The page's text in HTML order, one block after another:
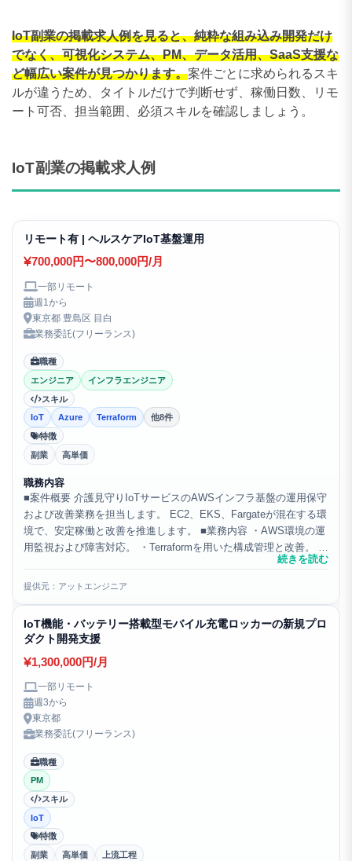
IoT副業の掲載求人例を見ると、純粋な組み込み開発だけ
でなく、可視化システム、PM、データ活用、SaaS支援な
ど幅広い案件が見つかります。案件ごとに求められるスキ
ルが違うため、タイトルだけで判断せず、稼働日数、リモ
ート可否、担当範囲、必須スキルを確認しましょう。
IoT副業の掲載求人例
リモート有 | ヘルスケアIoT基盤運用
700,000円〜800,000円/月
一部リモート
週1から
東京都 豊島区 目白
業務委託(フリーランス)
職種
エンジニア
インフラエンジニア
スキル
IoT
Azure Terraform
他8件
特徴
副業
高単価
職務内容
■案件概要 介護見守りIoTサービスのAWSインフラ基盤の運用保守
および改善業務を担当します。 EC2、EKS、Fargateが混在する環
境で、安定稼働と改善を推進します。 ■業務内容 ・AWS環境の運
用監視および障害対応。 ・Terraformを用いた構成管理と改善。 ・
続きを読む
提供元：アットエンジニア
IoT機能・バッテリー搭載型モバイル充電ロッカーの新規プロ
ダクト開発支援
1,300,000円/月
一部リモート
週3から
東京都
業務委託(フリーランス)
職種
PM
スキル
IoT
特徴
副業
高単価 上流工程